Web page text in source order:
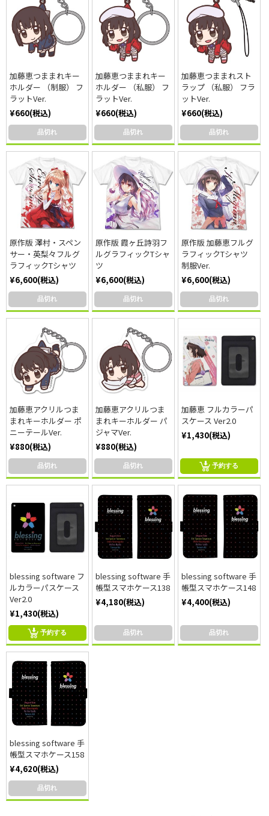
加藤恵つままれキー
ホルダー （制服） フ
ラットVer.
¥660(税込)
品切れ
加藤恵つままれキー
ホルダー （私服） フ
ラットVer.
¥660(税込)
品切れ
加藤恵つままれスト
ラップ （私服） フラ
ットVer.
¥660(税込)
品切れ
原作版 澤村・スペン
サー・英梨々フルグ
ラフィックTシャツ
¥6,600(税込)
品切れ
原作版 霞ヶ丘詩羽フ
ルグラフィックTシャ
ツ
¥6,600(税込)
品切れ
原作版 加藤恵フルグ
ラフィックTシャツ
制服Ver.
¥6,600(税込)
品切れ
加藤恵アクリルつま
まれキーホルダー ポ
ニーテールVer.
¥880(税込)
品切れ
加藤恵アクリルつま
まれキーホルダー パ
ジャマVer.
¥880(税込)
品切れ
加藤恵 フルカラーパ
スケース Ver2.0
¥1,430(税込)
予約する
blessing software フ
ルカラーパスケース
Ver2.0
¥1,430(税込)
予約する
blessing software 手
帳型スマホケース138
¥4,180(税込)
品切れ
blessing software 手
帳型スマホケース148
¥4,400(税込)
品切れ
blessing software 手
帳型スマホケース158
¥4,620(税込)
品切れ